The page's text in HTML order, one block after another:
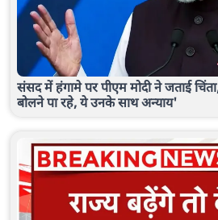
संसद में हंगामे पर पीएम मोदी ने जताई
बोलने पा रहे, ये उनके साथ अन्याय'